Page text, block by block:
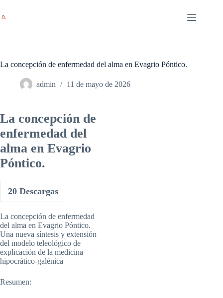
contenido
La concepción de enfermedad del alma en Evagrio Póntico.
admin 11 de mayo de 2026
La concepción de
enfermedad del
alma en Evagrio
Póntico.
20 Descargas
La concepción de enfermedad
del alma en Evagrio Póntico.
Una nueva síntesis y extensión
del modelo teleológico de
explicación de la medicina
hipocrático-galénica
Resumen: